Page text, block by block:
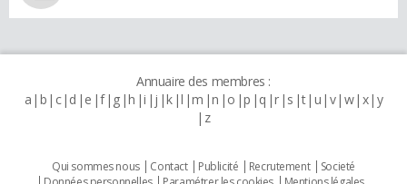
Annuaire des membres :
a b c d e f g h i j k l m n o p q r s t u v w x y
z
Qui sommes nous Contact Publicité Recrutement
Societé